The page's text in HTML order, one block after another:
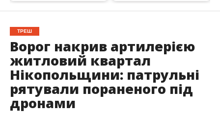
ТРЕШ
Ворог накрив артилерією
житловий квартал
Нікопольщини: патрульні
рятували пораненого під
дронами